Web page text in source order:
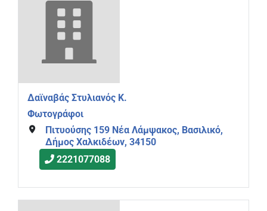
Δαϊναβάς Στυλιανός Κ.
Φωτογράφοι
Πιτυούσης 159 Νέα Λάμψακος, Βασιλικό,
Δήμος Χαλκιδέων, 34150
2221077088